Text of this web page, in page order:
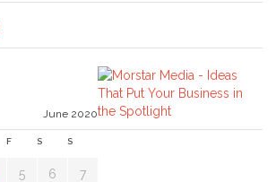
June 2020
F S S
5 6 7